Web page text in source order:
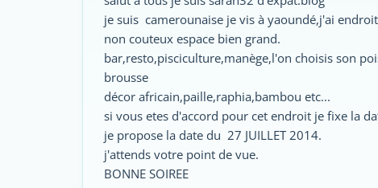
je suis camerounaise je vis à yaoundé,j'ai
non couteux espace bien grand.
bar,resto,pisciculture,manège,l'on choisis son
brousse
décor africain,paille,raphia,bambou etc...
si vous etes d'accord pour cet endroit je fixe la
je propose la date du 27 JUILLET 2014.
j'attends votre point de vue.
BONNE SOIREE